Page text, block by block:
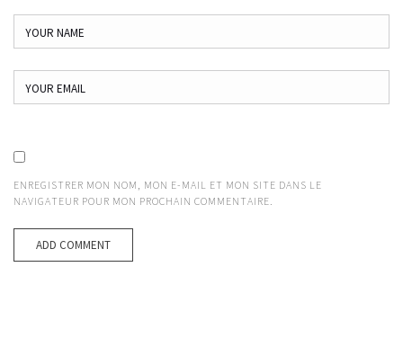
ENREGISTRER MON NOM, MON E-MAIL ET MON SITE DANS LE
NAVIGATEUR POUR MON PROCHAIN COMMENTAIRE.